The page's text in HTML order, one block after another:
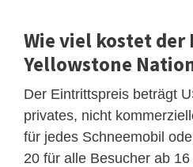
Wie viel kostet
Yellowstone
Der Eintrittspreis beträgt
privates, nicht
für jedes Schneemobil
20 für alle Besucher ab